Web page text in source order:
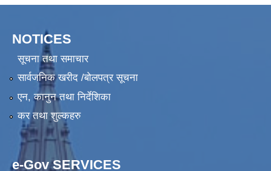
NOTICES
सूचना तथा समाचार
सार्वजनिक खरीद /बोलपत्र सूचना
एन, कानुन तथा निर्देशिका
कर तथा शुल्कहरु
e-Gov SERVICES